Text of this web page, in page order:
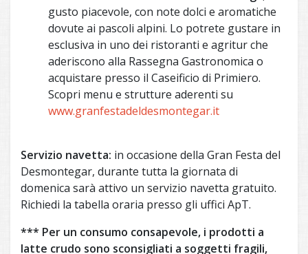
gusto piacevole, con note dolci e aromatiche
dovute ai pascoli alpini. Lo potrete gustare in
esclusiva in uno dei ristoranti e agritur che
aderiscono alla Rassegna Gastronomica o
acquistare presso il Caseificio di Primiero.
Scopri menu e strutture aderenti su
www.granfestadeldesmontegar.it
Servizio navetta: in occasione della Gran Festa del
Desmontegar, durante tutta la giornata di
domenica sarà attivo un servizio navetta gratuito.
Richiedi la tabella oraria presso gli uffici ApT.
*** Per un consumo consapevole, i prodotti a
latte crudo sono sconsigliati a soggetti fragili,